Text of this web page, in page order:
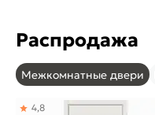
Распродажа
Межкомнатные двери
4,8